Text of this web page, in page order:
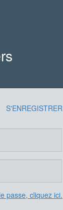
S'ENREGISTRER
passe, cliquez ici.